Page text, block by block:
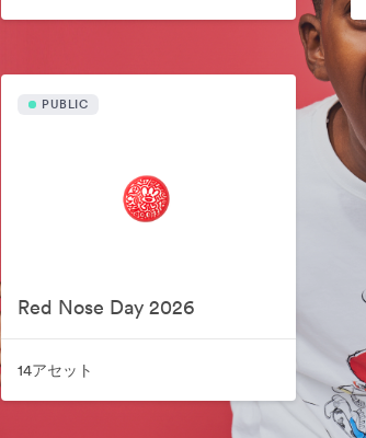
PUBLIC
Red Nose Day 2026
14アセット